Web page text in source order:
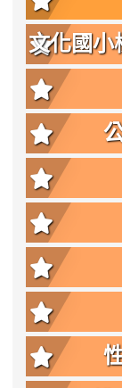
文化國小